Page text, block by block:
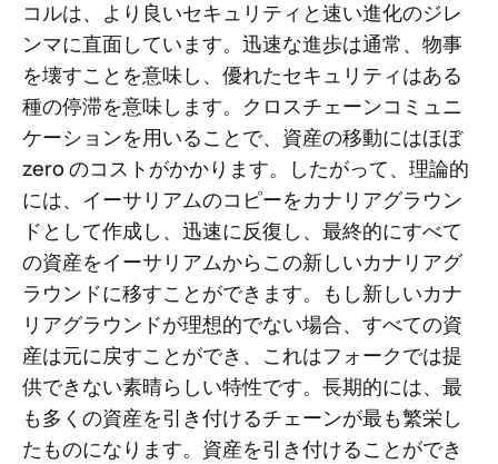
コルは、より良いセキュリティと速い進化のジレ
ンマに直面しています。迅速な進歩は通常、物事
を壊すことを意味し、優れたセキュリティはある
種の停滞を意味します。クロスチェーンコミュニ
ケーションを用いることで、資産の移動にはほぼ
zero のコストがかかります。したがって、理論的
には、イーサリアムのコピーをカナリアグラウン
ドとして作成し、迅速に反復し、最終的にすべて
の資産をイーサリアムからこの新しいカナリアグ
ラウンドに移すことができます。もし新しいカナ
リアグラウンドが理想的でない場合、すべての資
産は元に戻すことができ、これはフォークでは提
供できない素晴らしい特性です。長期的には、最
も多くの資産を引き付けるチェーンが最も繁栄し
たものになります。資産を引き付けることができ